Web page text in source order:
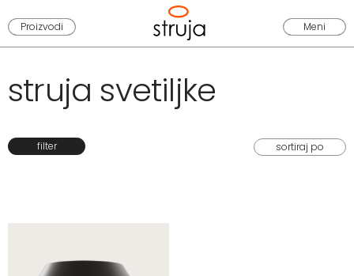
Proizvodi Meni
struja svetiljke
filter